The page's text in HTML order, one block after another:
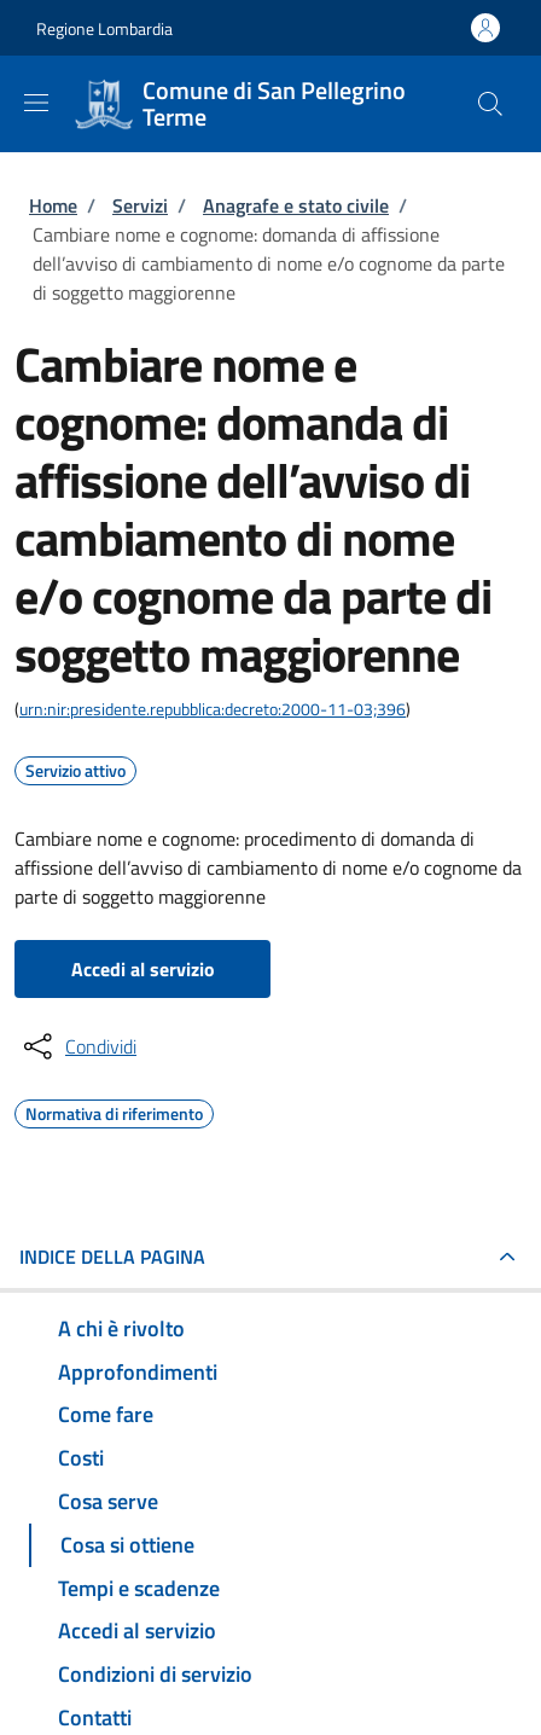
Regione Lombardia
Comune di San Pellegrino
Terme
Briciole di pane
Home / Servizi / Anagrafe e stato civile /
Cambiare nome e cognome: domanda di affissione
dell’avviso di cambiamento di nome e/o cognome da parte
di soggetto maggiorenne
Cambiare nome e
cognome: domanda di
affissione dell’avviso di
cambiamento di nome
e/o cognome da parte di
soggetto maggiorenne
(urn:nir:presidente.repubblica:decreto:2000-11-03;396)
Servizio attivo
Cambiare nome e cognome: procedimento di domanda di
affissione dell’avviso di cambiamento di nome e/o cognome da
parte di soggetto maggiorenne
Accedi al servizio
Condividi
Normativa di riferimento
INDICE DELLA PAGINA
A chi è rivolto
Approfondimenti
Come fare
Costi
Cosa serve
Cosa si ottiene
Tempi e scadenze
Accedi al servizio
Condizioni di servizio
Contatti